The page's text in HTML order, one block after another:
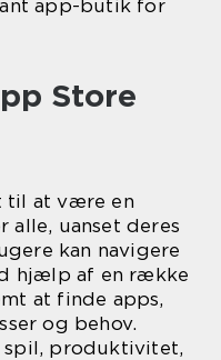
app-butik for
Store
til at være en
alle, uanset deres
kan navigere
hjælp af en række
at finde apps,
og behov.
spil, produktivitet,